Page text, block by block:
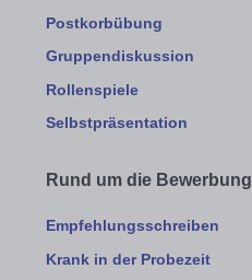
Postkorbübung
Gruppendiskussion
Rollenspiele
Selbstpräsentation
Rund um die Bewerbung
Empfehlungsschreiben
Krank in der Probezeit